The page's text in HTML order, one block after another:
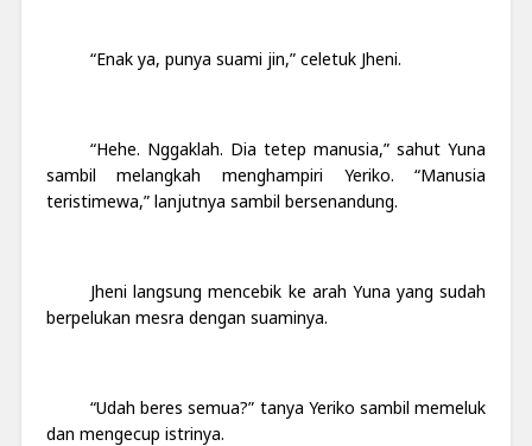
“Enak ya, punya suami jin,” celetuk Jheni.
“Hehe. Nggaklah. Dia tetep manusia,” sahut Yuna
sambil melangkah menghampiri Yeriko. “Manusia
teristimewa,” lanjutnya sambil bersenandung.
Jheni langsung mencebik ke arah Yuna yang sudah
berpelukan mesra dengan suaminya.
“Udah beres semua?” tanya Yeriko sambil memeluk
dan mengecup istrinya.